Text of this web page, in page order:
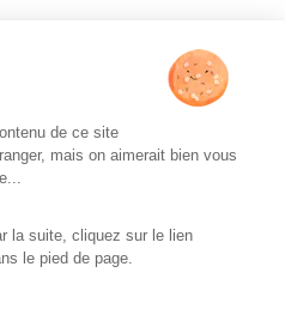
de ce site
mais on aimerait bien vous
la suite, cliquez sur le lien
le pied de page.